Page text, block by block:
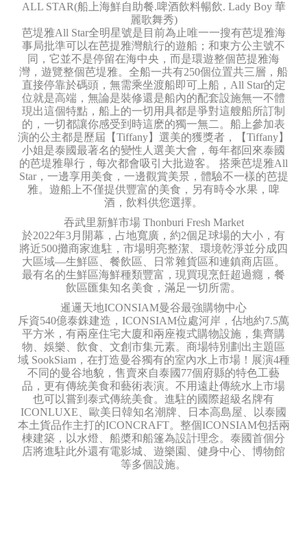
ALL STAR(船上海鮮自助餐.啤酒飲料暢飲. Lady Boy 華
麗歌舞秀)
芭堤雅All Star全明星號是目前為止唯一一搜有芭堤雅海
事局批準可以在芭提雅灣航行的遊船；和東方公主號不
同，它並不是停留在海中央，而是環遊整個芭提雅海
灣，遊覽整個芭堤雅。全船一共有250個位置共三層，船
直接停靠於碼頭，無需乘坐渡船即可上船，All Star的定
位就是高端，無論是裝修還是船內的配套設施無一不體
現出這個特點，船上的一切用具都是爭對這艘船所訂制
的，一切都讓你感受到時這麽的獨一無二。船上參加表
演的公主都是歷屆【Tiffany】選美的獲獎者，【Tiffany】
小姐是泰國最著名的變性人選美大會，每年都回來泰國
的芭堤雅舉行，每次都會吸引大批遊客。 搭乘芭堤雅All
Star，一邊享用美食，一邊觀賞美景，體驗不一樣的芭提
雅。遊船上不僅提供豐富的美食，另有時令水果，啤
酒，飲料供您選擇。
吞武里新鮮市場 Thonburi Fresh Market
於2022年3月開幕，占地寬廣，約2個足球場的大小，有
將近500攤商家進駐，市場明亮整潔、環境乾淨並分成四
大區域—生鮮區、餐飲區、日常雜貨區和連鎮商店區。
最有名的生鮮區海鮮種類豐富，現買現烹飪超過癮，餐
飲區匯集知名美食，滿足一切所需。
暹邏天地ICONSIAM曼谷最強購物中心
斥資540億泰銖建造，ICONSIAM位處河岸，佔地約7.5萬
平方米，有兩座住宅大廈和兩座複式購物設施，集齊購
物、娛樂、飲食、文創市集元素。商場特別劃出主題區
域 SookSiam，在打造曼谷獨有的室內水上市場！展演4種
不同的曼谷地貌，售賣來自泰國77個府縣的特色工藝
品，更有傳統美食和藝術表演。不用遠赴傳統水上市場
也可以嘗到泰式傳統美食。進駐的國際超級名牌有
ICONLUXE、歐美日韓知名潮牌、日本高島屋、以泰國
本土貨品作主打的ICONCRAFT。整個ICONSIAM包括兩
棟建築，以水燈、船槳和船篷為設計理念。泰國首個分
店將進駐此外還有電影城、遊樂園、健身中心、博物館
等多個設施。